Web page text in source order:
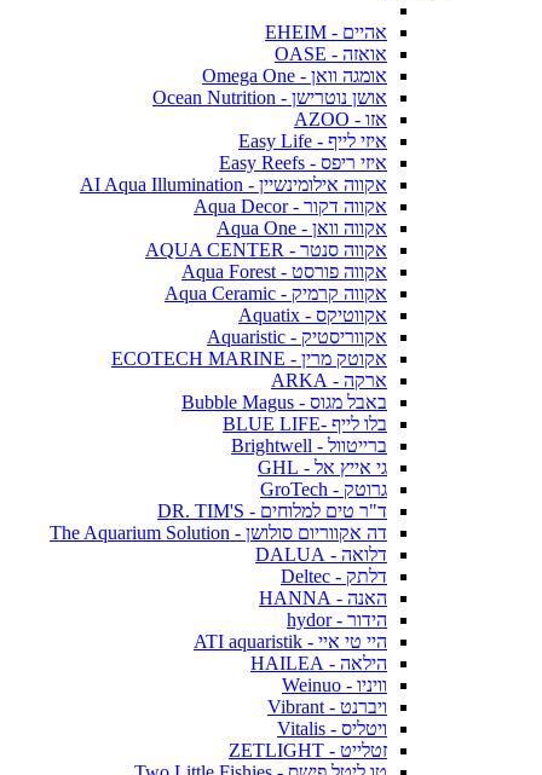
אהיים - EHEIM
אואזה - OASE
אומגה וואן - Omega One
אושן נוטרישן - Ocean Nutrition
אזו - AZOO
איזי לייף - Easy Life
איזי ריפס - Easy Reefs
אקווה אילומינשיין - AI Aqua Illumination
אקווה דקור - Aqua Decor
אקווה וואן - Aqua One
אקווה סנטר - AQUA CENTER
אקווה פורסט - Aqua Forest
אקווה קרמיק - Aqua Ceramic
אקווטיקס - Aquatix
אקווריסטיק - Aquaristic
אקוטק מרין - ECOTECH MARINE
ארקה - ARKA
באבל מגוס - Bubble Magus
בלו לייף -BLUE LIFE
ברייטוול - Brightwell
גי אייץ אל - GHL
גרוטק - GroTech
ד"ר טים למלוחים - DR. TIM'S
דה אקווריום סולושן - The Aquarium Solution
דלואה - DALUA
דלתק - Deltec
האנה - HANNA
הידור - hydor
היי טי איי - ATI aquaristik
הילאה - HAILEA
וויניו - Weinuo
ויברנט - Vibrant
ויטליס - Vitalis
זטלייט - ZETLIGHT